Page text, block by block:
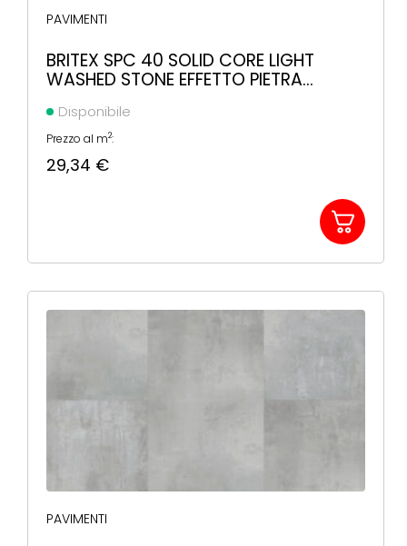
PAVIMENTI
BRITEX SPC 40 SOLID CORE LIGHT
WASHED STONE EFFETTO PIETRA
Disponibile
Prezzo al m2:
29,34 €
PAVIMENTI